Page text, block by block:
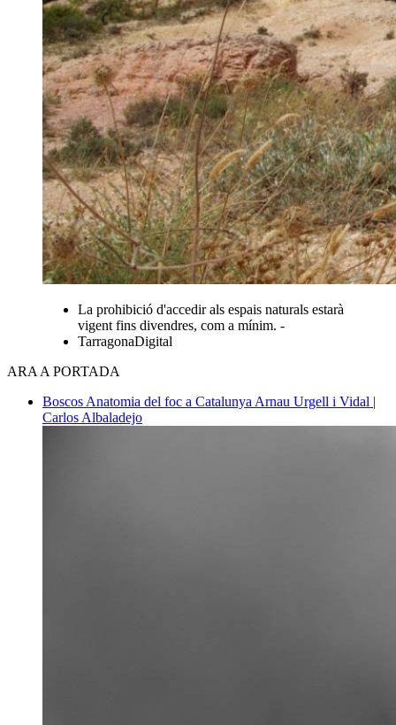
La prohibició d'accedir als espais naturals estarà
vigent fins divendres, com a mínim. -
TarragonaDigital
ARA A PORTADA
Boscos Anatomia del foc a Catalunya Arnau Urgell i Vidal |
Carlos Albaladejo